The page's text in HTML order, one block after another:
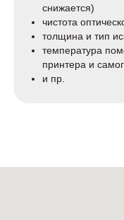
снижается)
чистота
толщина и тип
температура
принтера и
и пр.